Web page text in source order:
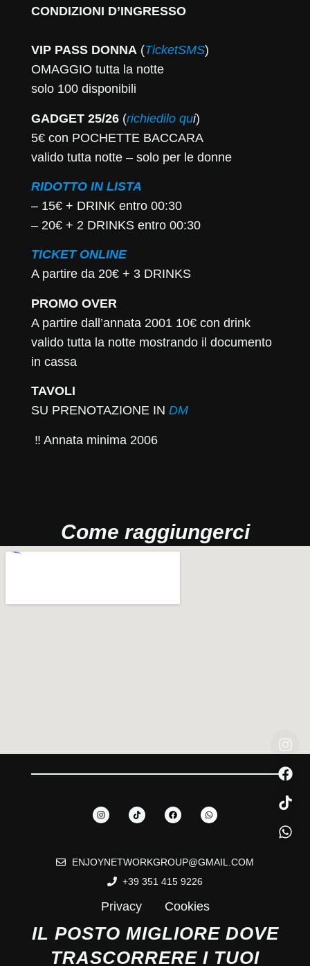
CONDIZIONI D’INGRESSO
VIP PASS DONNA(TicketSMS)
OMAGGIO tutta la notte
solo 100 disponibili
GADGET 25/26 (richiedilo qui)
5€ con POCHETTE BACCARA
valido tutta notte – solo per le donne
RIDOTTO IN LISTA
– 15€ + DRINK entro 00:30
– 20€ + 2 DRINKS entro 00:30
TICKET ONLINE
A partire da 20€ + 3 DRINKS
PROMO OVER
A partire dall’annata 2001 10€ con drink
valido tutta la notte mostrando il documento
in cassa
TAVOLI
SU PRENOTAZIONE IN DM
‼️ Annata minima 2006
Come raggiungerci
ENJOYNETWORKGROUP@GMAIL.COM
+39 351 415 9226
Privacy Cookies
IL POSTO MIGLIORE DOVE
TRASCORRERE I TUOI